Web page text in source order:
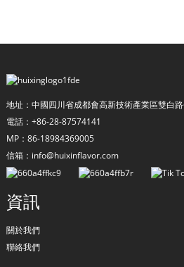
地址：中國四川省成都會高新技術產業區雙白
電話：+86-28-87574141
MP：86-18984369005
信箱：info@huixinflavor.com
資訊
關於我們
聯絡我們